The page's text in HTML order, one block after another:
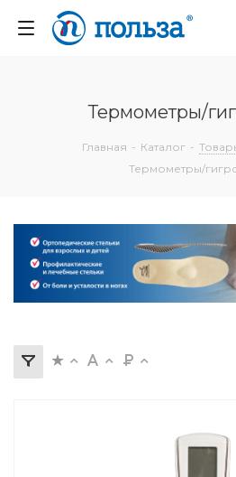
Термометры/
Главная - Каталог -
Термометры/